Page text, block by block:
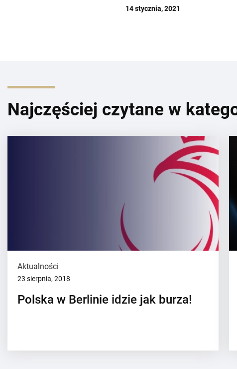
14 stycznia, 2021
Najczęściej czytane w
Aktualności
23 sierpnia, 2018
Polska w Berlinie idzie jak burza!